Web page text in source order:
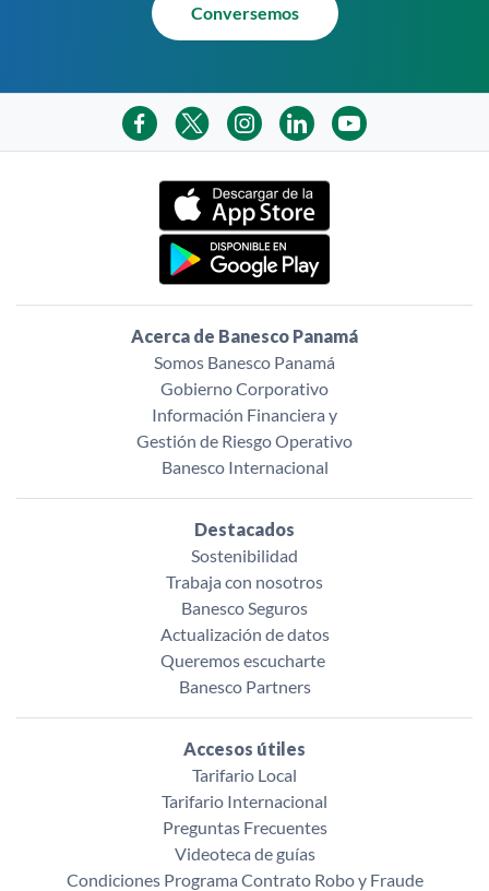
Conversemos
Acerca de Banesco Panamá
Somos Banesco Panamá
Gobierno Corporativo
Información Financiera y
Gestión de Riesgo Operativo
Banesco Internacional
Destacados
Sostenibilidad
Trabaja con nosotros
Banesco Seguros
Actualización de datos
Queremos escucharte ‌
Banesco Partners
Accesos útiles
Tarifario Local
Tarifario Internacional
Preguntas Frecuentes
Videoteca de guías
Condiciones Programa Contrato Robo y Fraude